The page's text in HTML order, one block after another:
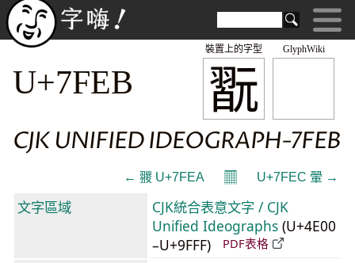
GlyphWiki
翫
裝置上的字型
U+7FEB
CJK UNIFIED IDEOGRAPH-7FEB
← 翪 U+7FEA 𝄜 U+7FEC 翬 →
文字區域
CJK統合表意文字 / CJK
Unified Ideographs (U+4E00
–U+9FFF)
PDF表格